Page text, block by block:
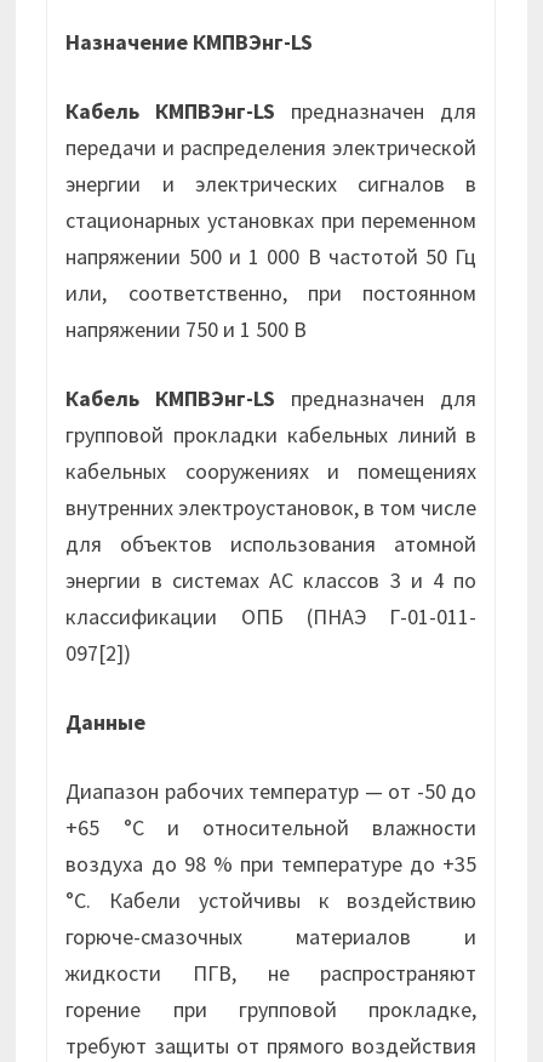
Назначение КМПВЭнг-LS
Кабель КМПВЭнг-LS предназначен для
передачи и распределения электрической
энергии и электрических сигналов в
стационарных установках при переменном
напряжении 500 и 1 000 В частотой 50 Гц
или, соответственно, при постоянном
напряжении 750 и 1 500 В
Кабель КМПВЭнг-LS предназначен для
групповой прокладки кабельных линий в
кабельных сооружениях и помещениях
внутренних электроустановок, в том числе
для объектов использования атомной
энергии в системах АС классов 3 и 4 по
классификации ОПБ (ПНАЭ Г-01-011-
097[2])
Данные
Диапазон рабочих температур — от -50 до
+65 °С и относительной влажности
воздуха до 98 % при температуре до +35
°С. Кабели устойчивы к воздействию
горюче-смазочных материалов и
жидкости ПГВ, не распространяют
горение при групповой прокладке,
требуют защиты от прямого воздействия